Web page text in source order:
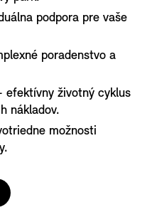
podpora pre vaše
poradenstvo a
efektívny životný cyklus
nákladov.
možnosti